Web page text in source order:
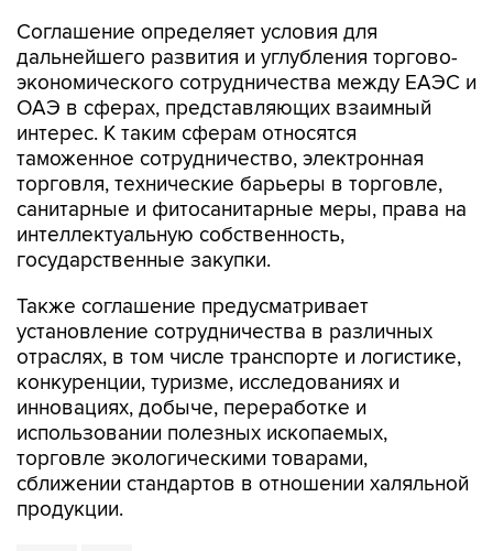
Соглашение определяет условия для
дальнейшего развития и углубления торгово-
экономического сотрудничества между ЕАЭС и
ОАЭ в сферах, представляющих взаимный
интерес. К таким сферам относятся
таможенное сотрудничество, электронная
торговля, технические барьеры в торговле,
санитарные и фитосанитарные меры, права на
интеллектуальную собственность,
государственные закупки.
Также соглашение предусматривает
установление сотрудничества в различных
отраслях, в том числе транспорте и логистике,
конкуренции, туризме, исследованиях и
инновациях, добыче, переработке и
использовании полезных ископаемых,
торговле экологическими товарами,
сближении стандартов в отношении халяльной
продукции.